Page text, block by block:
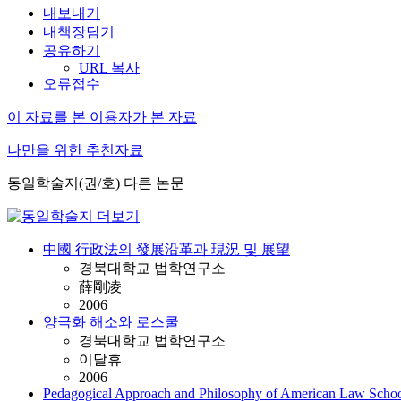
내보내기
내책장담기
공유하기
URL 복사
오류접수
이 자료를 본 이용자가 본 자료
나만을 위한 추천자료
동일학술지(권/호) 다른 논문
中國 行政法의 發展沿革과 現況 및 展望
경북대학교 법학연구소
薛剛凌
2006
양극화 해소와 로스쿨
경북대학교 법학연구소
이달휴
2006
Pedagogical Approach and Philosophy of American Law